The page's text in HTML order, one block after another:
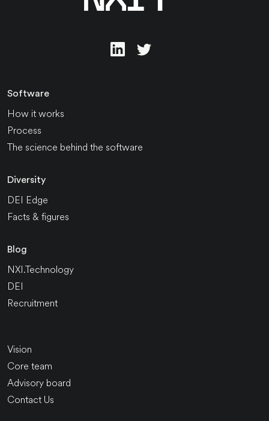
Software
How it works
Process
The science behind the software
Diversity
DEI Edge
Facts & figures
Blog
NXI.Technology
DEI
Recruitment
Vision
Core team
Advisory board
Contact Us